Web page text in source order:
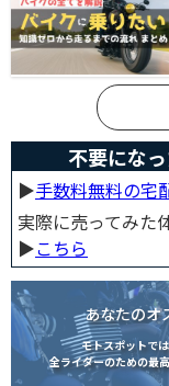
不要にな
▶︎手数料無料の宅
実際に売ってみた
▶︎こちら
あなたのオ
モトスポットで
全ライダーのための最